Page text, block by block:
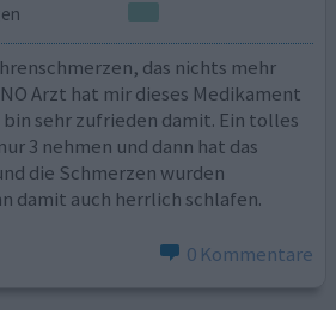
das nichts mehr
Arzt hat mir dieses Medikament
sehr zufrieden damit. Ein tolles
3 nehmen und dann hat das
die Schmerzen wurden
damit auch herrlich schlafen.
0 Kommentare